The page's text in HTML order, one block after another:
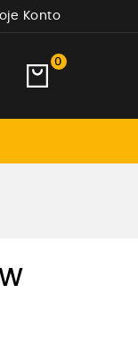
Konto
0